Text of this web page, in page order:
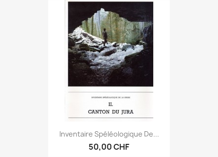
Inventaire Spéléologique De...
50,00 CHF